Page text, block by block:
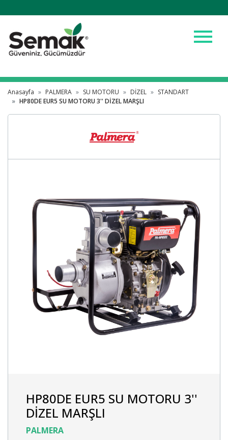
menu
Anasayfa PALMERA SU MOTORU DİZEL
STANDART
HP80DE EUR5 SU MOTORU 3'' DİZEL MARŞLI
HP80DE EUR5 SU MOTORU 3''
DİZEL MARŞLI
PALMERA